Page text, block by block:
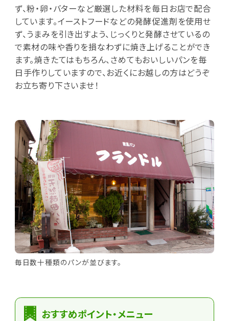
ず、粉・卵・バターなど厳選した材料を毎日お店で配合
しています。イーストフードなどの発酵促進剤を使用せ
ず、うまみを引き出すよう、じっくりと発酵させているの
で素材の味や香りを損なわずに焼き上げることができ
ます。焼きたてはもちろん、さめてもおいしいパンを毎
日手作りしていますので、お近くにお越しの方はどうぞ
お立ち寄り下さいませ！
毎日数十種類のパンが並びます。
おすすめポイント・メニュー